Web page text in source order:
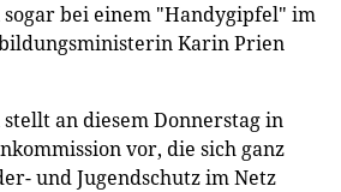
bei einem "Handygipfel" im
Karin Prien
an diesem Donnerstag in
vor, die sich ganz
und Jugendschutz im Netz